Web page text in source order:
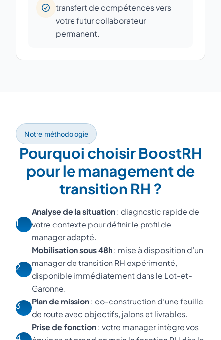
transfert de compétences vers
votre futur collaborateur
permanent.
Notre méthodologie
Pourquoi choisir BoostRH
pour le management de
transition RH ?
1
Analyse de la situation: diagnostic rapide de
votre contexte pour définir le profil de
manager adapté.
2
Mobilisation sous 48h: mise à disposition d’un
manager de transition RH expérimenté,
disponible immédiatement dans le Lot-et-
Garonne.
3
Plan de mission: co-construction d’une feuille
de route avec objectifs, jalons et livrables.
4
Prise de fonction: votre manager intègre vos